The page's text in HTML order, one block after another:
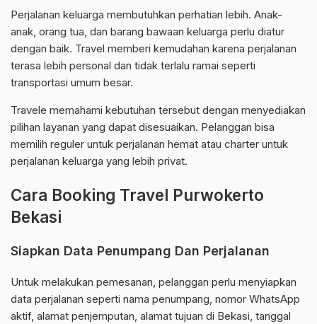
Perjalanan keluarga membutuhkan perhatian lebih. Anak-
anak, orang tua, dan barang bawaan keluarga perlu diatur
dengan baik. Travel memberi kemudahan karena perjalanan
terasa lebih personal dan tidak terlalu ramai seperti
transportasi umum besar.
Travele memahami kebutuhan tersebut dengan menyediakan
pilihan layanan yang dapat disesuaikan. Pelanggan bisa
memilih reguler untuk perjalanan hemat atau charter untuk
perjalanan keluarga yang lebih privat.
Cara Booking Travel Purwokerto
Bekasi
Siapkan Data Penumpang Dan Perjalanan
Untuk melakukan pemesanan, pelanggan perlu menyiapkan
data perjalanan seperti nama penumpang, nomor WhatsApp
aktif, alamat penjemputan, alamat tujuan di Bekasi, tanggal